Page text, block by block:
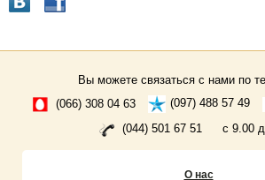
Вы можете связаться с нами по
(066) 308 04 63
(097) 488 57 49
(044) 501 67 51
с 9.00
О нас